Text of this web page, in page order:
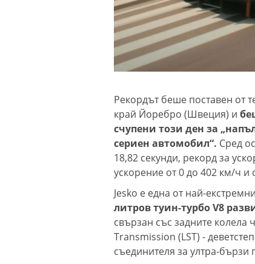
Рекордът беше поставен от
край Йоребро (Швеция) и
счупени този ден за
сериен автомобил“. Сред
18,82 секунди, рекорд за
ускорение от 0 до 402 км/ч и
Jesko е една от най-
литров туин-турбо V8
свързан със задните колела
Transmission (LST) -
съединителя за ултра-